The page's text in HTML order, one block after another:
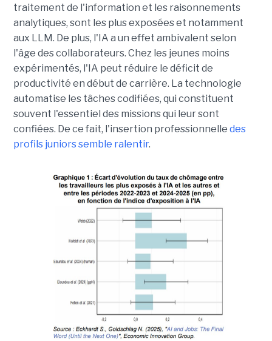
traitement de l'information et les raisonnements
analytiques, sont les plus exposées et notamment
aux LLM. De plus, l'IA a un effet ambivalent selon
l'âge des collaborateurs. Chez les jeunes moins
expérimentés, l'IA peut réduire le déficit de
productivité en début de carrière. La technologie
automatise les tâches codifiées, qui constituent
souvent l'essentiel des missions qui leur sont
confiées. De ce fait, l'insertion professionnelle des
profils juniors semble ralentir.